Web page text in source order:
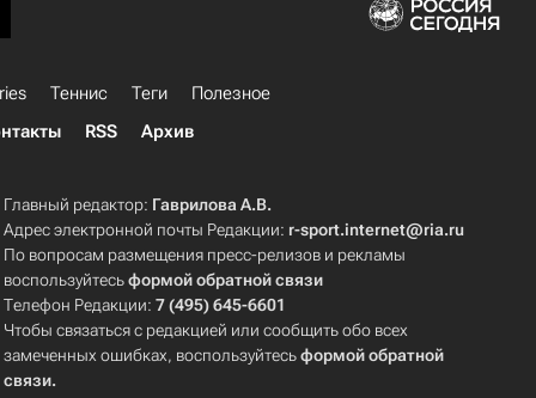
Теннис Теги
Полезное
RSS Архив
Главный редактор: Гаврилова А.В.
Адрес электронной почты Редакции: r-sport.internet@ria.ru
По вопросам размещения пресс-релизов и рекламы
воспользуйтесьформой обратной связи
Телефон Редакции:7 (495) 645-6601
Чтобы связаться с редакцией или сообщить обо всех
замеченных ошибках, воспользуйтесьформой обратной
связи.